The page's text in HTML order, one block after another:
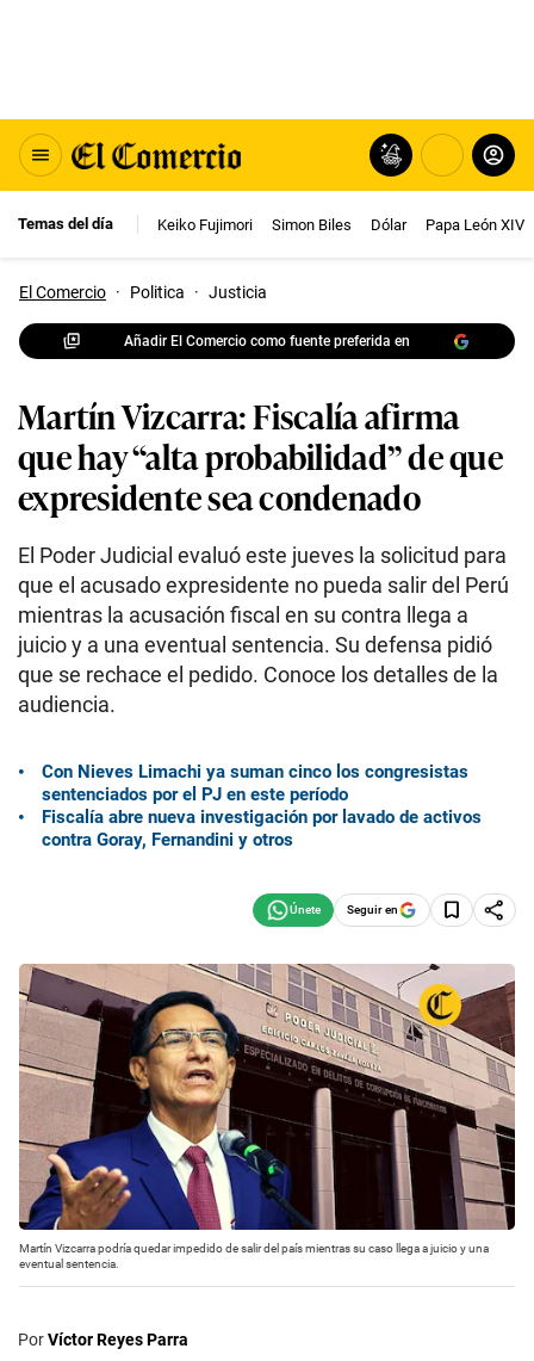
Temas del día Keiko Fujimori Simon Biles Dólar Papa León XIV
El Comercio · Politica · Justicia
Añadir El Comercio como fuente preferida en
Martín Vizcarra: Fiscalía afirma
que hay “alta probabilidad” de que
expresidente sea condenado
El Poder Judicial evaluó este jueves la solicitud para
que el acusado expresidente no pueda salir del Perú
mientras la acusación fiscal en su contra llega a
juicio y a una eventual sentencia. Su defensa pidió
que se rechace el pedido. Conoce los detalles de la
audiencia.
Con Nieves Limachi ya suman cinco los congresistas
sentenciados por el PJ en este período
Fiscalía abre nueva investigación por lavado de activos
contra Goray, Fernandini y otros
Seguir en
Martín Vizcarra podría quedar impedido de salir del país mientras su caso llega a juicio y una
eventual sentencia.
PorVíctor Reyes Parra